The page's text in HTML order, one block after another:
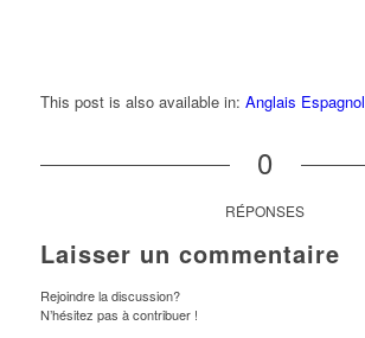
This post is also available in: Anglais Espagnol
0
RÉPONSES
Laisser un commentaire
Rejoindre la discussion?
N’hésitez pas à contribuer !